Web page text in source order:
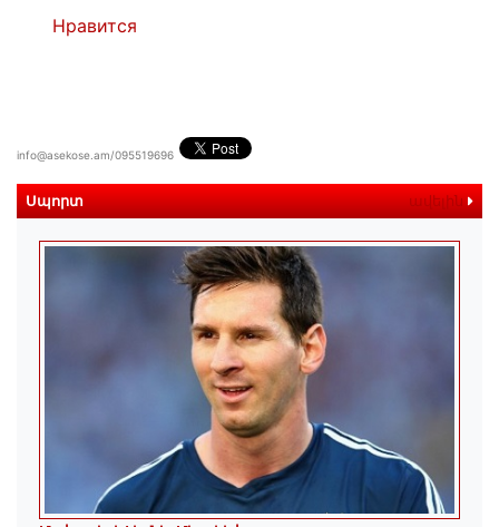
Нравится
info@asekose.am/095519696
Սպորտ ավելին